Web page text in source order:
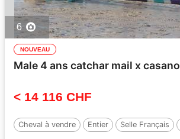
6
NOUVEAU
Male 4 ans catchar mail x casano
< 14 116 CHF
Cheval à vendre Entier Selle Français